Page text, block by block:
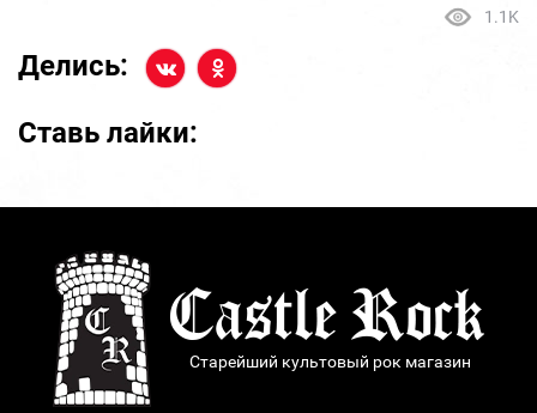
1.1K
Делись:
Ставь лайки:
Старейший культовый рок магазин